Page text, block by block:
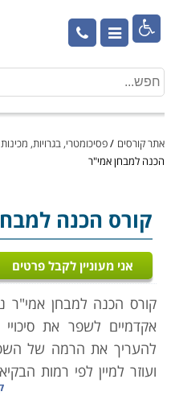

אתר קורסים /פסיכומטרי, בגרויות,
הכנה למבחן אמי"ר
קורס הכנה
אני מעוניין לקבל פרטים
קורס הכנה למבחן אמי"ר
אקדמיים לשפר את
להעריך את הרמה של
ועוזר למיין לפי רמות
מלימודי אנגלית. מי